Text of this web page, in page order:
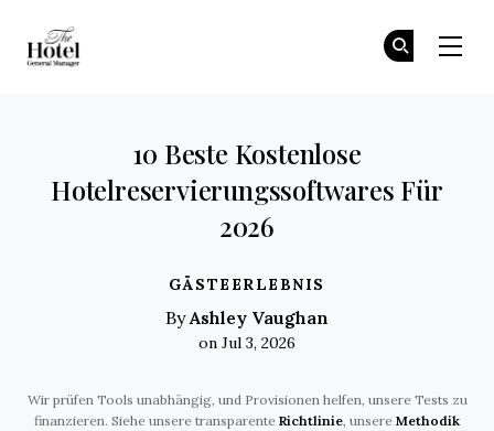
GÄSTEERLEBNIS
10 Beste Kostenlose
Hotelreservierungssoftwares Für
2026
ByAshley Vaughan
on Jul 3, 2026
Wir prüfen Tools unabhängig, und Provisionen helfen, unsere Tests zu
finanzieren. Siehe unsere transparenteRichtlinie , unsereMethodik